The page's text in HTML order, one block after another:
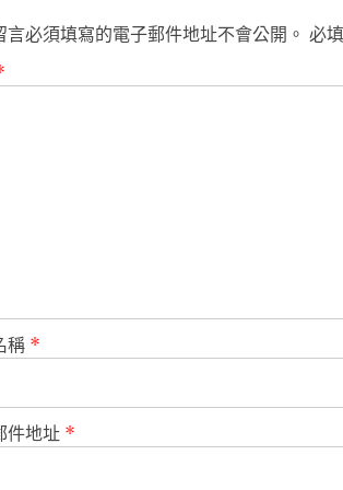
言必須填寫的電子郵件地址不會公開。 必
稱 *
件地址 *